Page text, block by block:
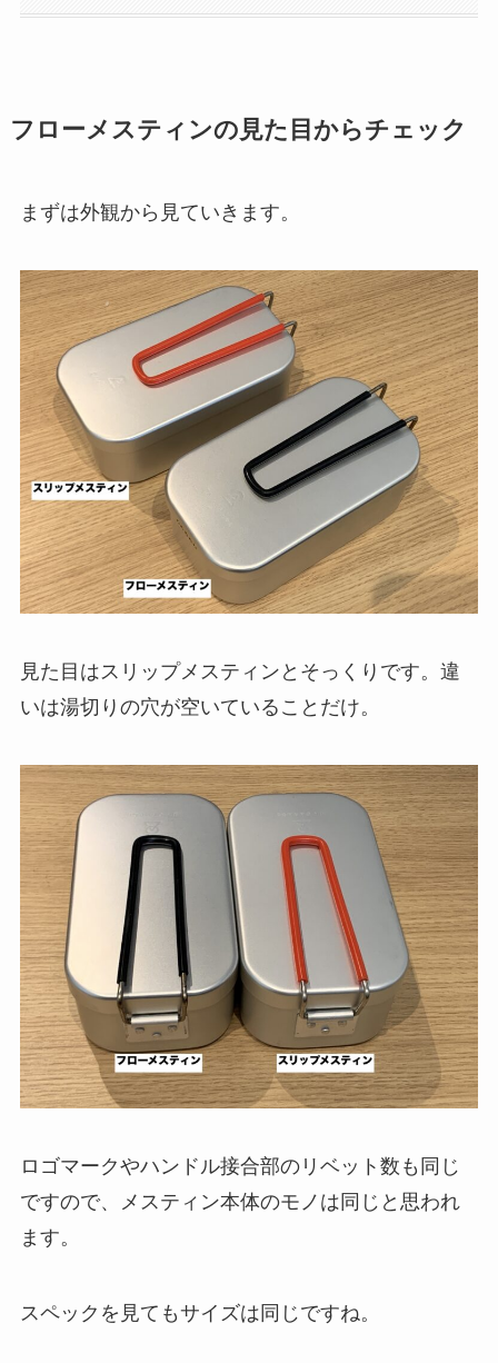
フローメスティンの見た目からチェック
まずは外観から見ていきます。
見た目はスリップメスティンとそっくりです。違
いは湯切りの穴が空いていることだけ。
ロゴマークやハンドル接合部のリベット数も同じ
ですので、メスティン本体のモノは同じ と思われ
ます。
スペックを見てもサイズは同じですね。